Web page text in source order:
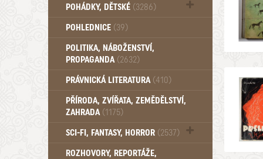
POHÁDKY, DĚTSKÉ (3286)
Pro děti a mládež (2882)
Pohádky, Dětské - Od roku 1949 (257)
POHLEDNICE (39)
POLITIKA, NÁBOŽENSTVÍ,
PROPAGANDA (2632)
PRÁVNICKÁ LITERATURA (410)
PŘÍRODA, ZVÍŘATA, ZEMĚDĚLSTVÍ,
ZAHRADA (1175)
SCI-FI, FANTASY, HORROR (2537)
UFO (14)
ROZHOVORY, REPORTÁŽE,